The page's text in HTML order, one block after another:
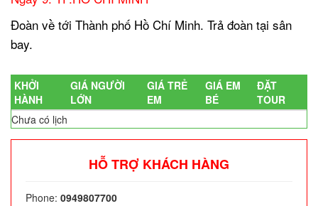
Đoàn về tới Thành phố Hồ Chí Minh. Trả đoàn tại sân
bay.
KHỞI
HÀNH
GIÁ NGƯỜI
LỚN
GIÁ TRẺ
EM
GIÁ EM
BÉ
ĐẶT
TOUR
Chưa có lịch
HỖ TRỢ KHÁCH HÀNG
Phone: 0949807700